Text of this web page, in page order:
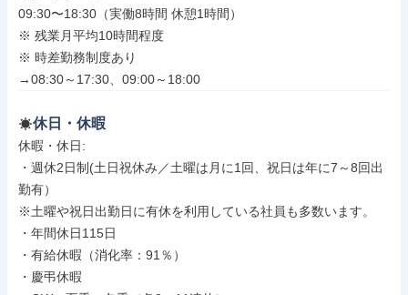
09:30〜18:30（実働8時間 休憩1時間）
※ 残業月平均10時間程度
※ 時差勤務制度あり
→08:30～17:30、09:00～18:00
休日・休暇
休暇・休日:
・週休2日制(土日祝休み／土曜は月に1回、祝日は年に7～8回出
勤有）
※土曜や祝日出勤日に有休を利用している社員も多数います。
・年間休日115日
・有給休暇（消化率：91％）
・慶弔休暇